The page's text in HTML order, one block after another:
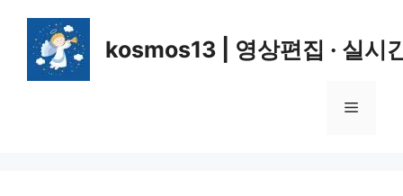
kosmos13 | 영상편집 · 실시
메